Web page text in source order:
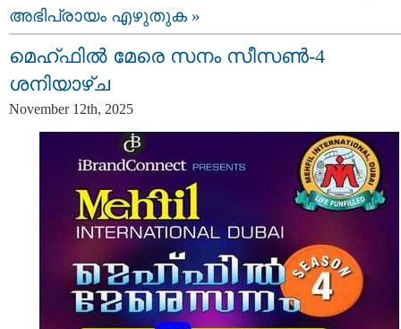
അഭിപ്രായം എഴുതുക »
മെഹ്ഫിൽ മേരെ സനം സീസൺ-4
ശനിയാഴ്ച
November 12th, 2025